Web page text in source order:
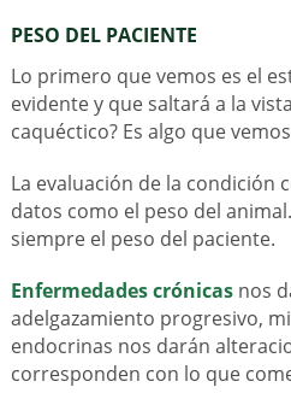
PESO DEL PACIENTE
Lo primero que vemos es el
evidente y que saltará a la
caquéctico? Es algo que
La evaluación de la condición
datos como el peso del
siempre el peso del paciente.
Enfermedades crónicasnos
adelgazamiento progresivo,
endocrinas nos darán
corresponden con lo que